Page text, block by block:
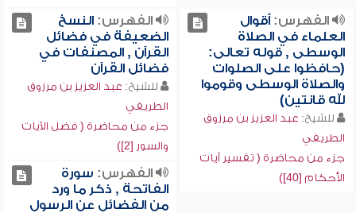
الفهرس:أقوال
العلماء في الصلاة
الوسطى , قوله تعالى:
(حافظوا على الصلوات
والصلاة الوسطى وقوموا
لله قانتين)
للشيخ: عبد العزيز بن مرزوق
الطريفي
جزء من محاضرة ( تفسير آيات
الأحكام [40])
الفهرس:النسخ
الضعيفة في فضائل
القرآن , المصنفات في
فضائل القرآن
للشيخ: عبد العزيز بن مرزوق
الطريفي
جزء من محاضرة ( فضل الآيات
والسور [2])
الفهرس: سورة
الفاتحة , ذكر ما ورد
من الفضائل عن الرسول